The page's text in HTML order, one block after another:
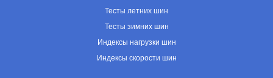
Тесты летних шин
Тесты зимних шин
Индексы нагрузки шин
Индексы скорости шин